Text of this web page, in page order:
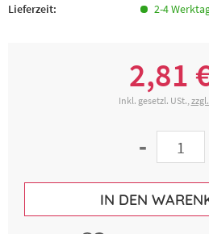
Lieferzeit:
2-4
2,81
Inkl. gesetzl. USt.,
-
IN DEN